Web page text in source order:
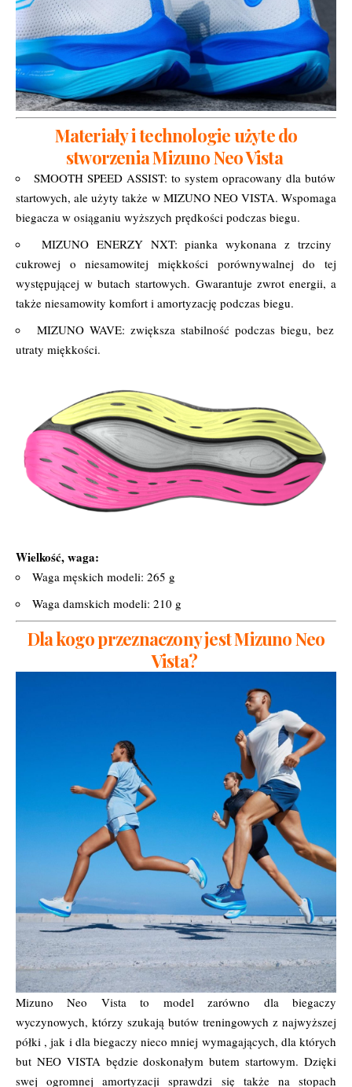
Materiały i technologie użyte do
stworzenia Mizuno Neo Vista
SMOOTH SPEED ASSIST: to system opracowany dla butów
startowych, ale użyty także w MIZUNO NEO VISTA. Wspomaga
biegacza w osiąganiu wyższych prędkości podczas biegu.
MIZUNO ENERZY NXT: pianka wykonana z trzciny
cukrowej o niesamowitej miękkości porównywalnej do tej
występującej w butach startowych. Gwarantuje zwrot energii, a
także niesamowity komfort i amortyzację podczas biegu.
MIZUNO WAVE: zwiększa stabilność podczas biegu, bez
utraty miękkości.
Wielkość, waga:
Waga męskich modeli: 265 g
Waga damskich modeli: 210 g
Dla kogo przeznaczony jest Mizuno Neo
Vista?
Mizuno Neo Vista to model zarówno dla biegaczy
wyczynowych, którzy szukają butów treningowych z najwyższej
półki , jak i dla biegaczy nieco mniej wymagających, dla których
but NEO VISTA będzie doskonałym butem startowym. Dzięki
swej ogromnej amortyzacji sprawdzi się także na stopach